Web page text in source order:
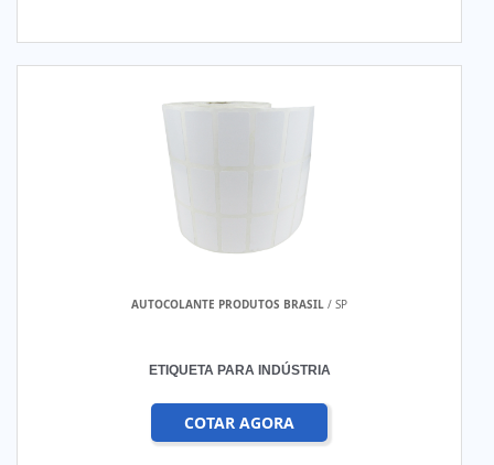
AUTOCOLANTE PRODUTOS BRASIL / SP
ETIQUETA PARA INDÚSTRIA
COTAR AGORA